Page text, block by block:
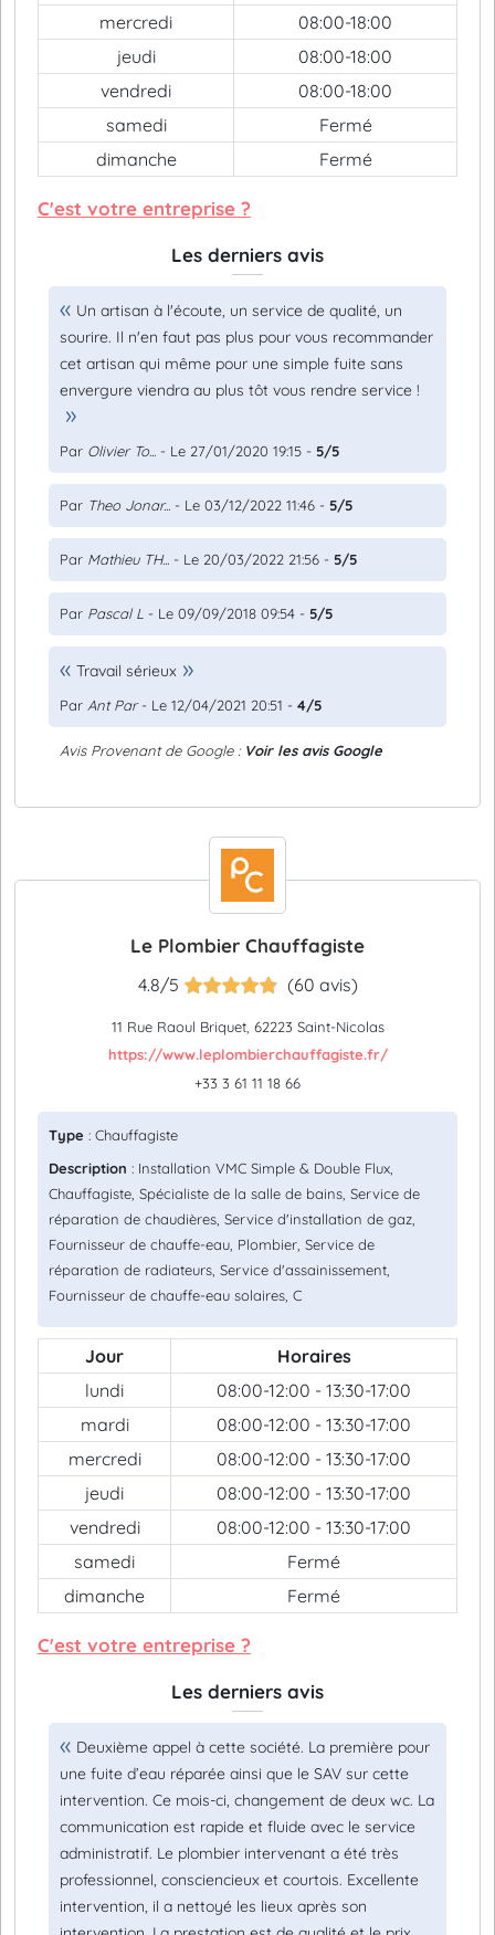
mercredi
08:00-18:00
jeudi
08:00-18:00
vendredi
08:00-18:00
samedi
Fermé
dimanche
Fermé
C'est votre entreprise ?
Les derniers avis
Un artisan à l'écoute, un service de qualité, un
sourire. Il n'en faut pas plus pour vous recommander
cet artisan qui même pour une simple fuite sans
envergure viendra au plus tôt vous rendre service !
Par Olivier To... - Le 27/01/2020 19:15 - 5/5
Par Theo Jonar... - Le 03/12/2022 11:46 - 5/5
Par Mathieu TH... - Le 20/03/2022 21:56 - 5/5
Par Pascal L - Le 09/09/2018 09:54 - 5/5
Travail sérieux
Par Ant Par- Le 12/04/2021 20:51 - 4/5
Avis Provenant de Google : Voir les avis Google
Le Plombier Chauffagiste
4.8/5 (60 avis)
11 Rue Raoul Briquet, 62223 Saint-Nicolas
https://www.leplombierchauffagiste.fr/
+33 3 61 11 18 66
Type : Chauffagiste
Description : Installation VMC Simple & Double Flux,
Chauffagiste, Spécialiste de la salle de bains, Service de
réparation de chaudières, Service d'installation de gaz,
Fournisseur de chauffe-eau, Plombier, Service de
réparation de radiateurs, Service d'assainissement,
Fournisseur de chauffe-eau solaires, C
Jour
Horaires
lundi
08:00-12:00 - 13:30-17:00
mardi
08:00-12:00 - 13:30-17:00
mercredi
08:00-12:00 - 13:30-17:00
jeudi
08:00-12:00 - 13:30-17:00
vendredi
08:00-12:00 - 13:30-17:00
samedi
Fermé
dimanche
Fermé
C'est votre entreprise ?
Les derniers avis
Deuxième appel à cette société. La première pour
une fuite d’eau réparée ainsi que le SAV sur cette
intervention. Ce mois-ci, changement de deux wc. La
communication est rapide et fluide avec le service
administratif. Le plombier intervenant a été très
professionnel, consciencieux et courtois. Excellente
intervention, il a nettoyé les lieux après son